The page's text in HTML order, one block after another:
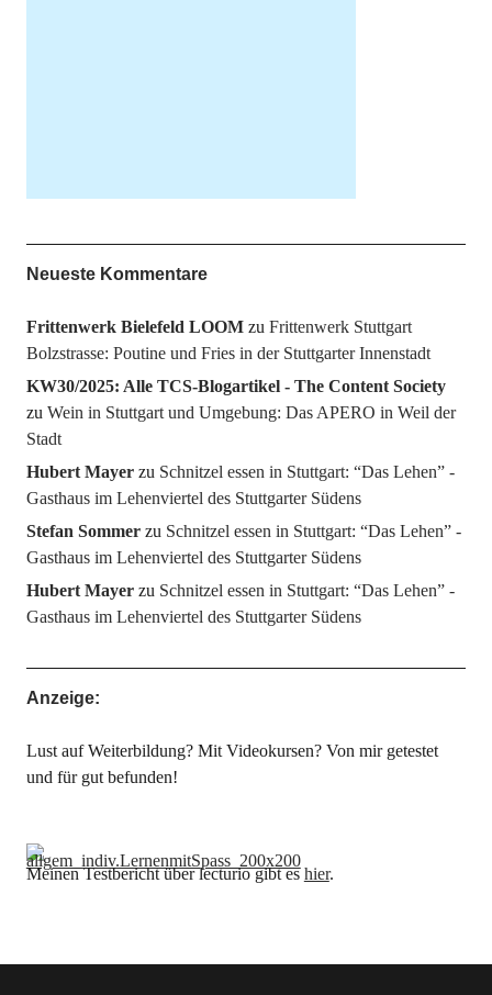
Neueste Kommentare
Frittenwerk Bielefeld LOOMzu Frittenwerk Stuttgart
Bolzstrasse: Poutine und Fries in der Stuttgarter Innenstadt
KW30/2025: Alle TCS-Blogartikel - The Content Society
zu Wein in Stuttgart und Umgebung: Das APERO in Weil der
Stadt
Hubert Mayerzu Schnitzel essen in Stuttgart: “Das Lehen” -
Gasthaus im Lehenviertel des Stuttgarter Südens
Stefan Sommerzu Schnitzel essen in Stuttgart: “Das Lehen” -
Gasthaus im Lehenviertel des Stuttgarter Südens
Hubert Mayerzu Schnitzel essen in Stuttgart: “Das Lehen” -
Gasthaus im Lehenviertel des Stuttgarter Südens
Anzeige:
Lust auf Weiterbildung? Mit Videokursen? Von mir getestet
und für gut befunden!
Meinen Testbericht über lecturio gibt eshier.